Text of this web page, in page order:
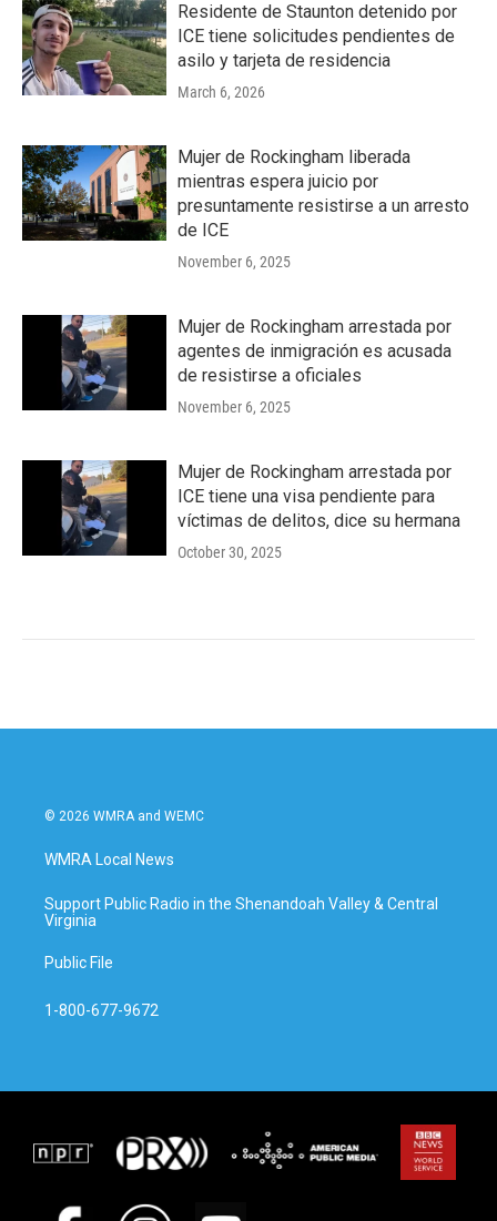
Residente de Staunton detenido por
ICE tiene solicitudes pendientes de
asilo y tarjeta de residencia
March 6, 2026
Mujer de Rockingham liberada
mientras espera juicio por
presuntamente resistirse a un arresto
de ICE
November 6, 2025
Mujer de Rockingham arrestada por
agentes de inmigración es acusada
de resistirse a oficiales
November 6, 2025
Mujer de Rockingham arrestada por
ICE tiene una visa pendiente para
víctimas de delitos, dice su hermana
October 30, 2025
© 2026 WMRA and WEMC
WMRA Local News
Support Public Radio in the Shenandoah Valley & Central
Virginia
Public File
1-800-677-9672